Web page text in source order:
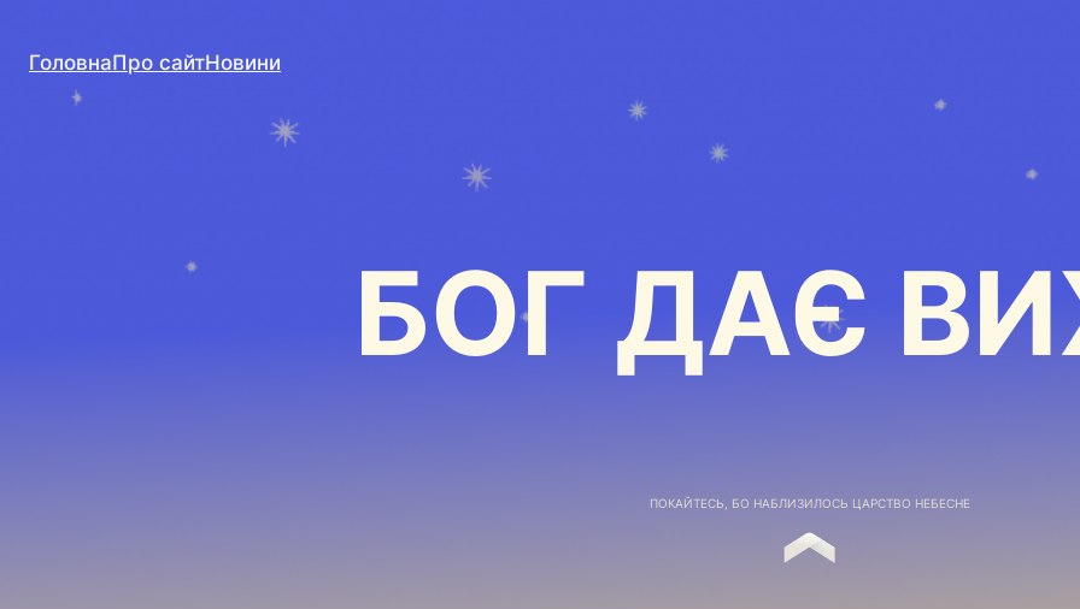
ГоловнаПро сайтНовини
БОГ ДАЄ
ПОКАЙТЕСЬ, БО НАБЛИЗИЛОСЬ ЦАРСТВО НЕБЕСНЕ